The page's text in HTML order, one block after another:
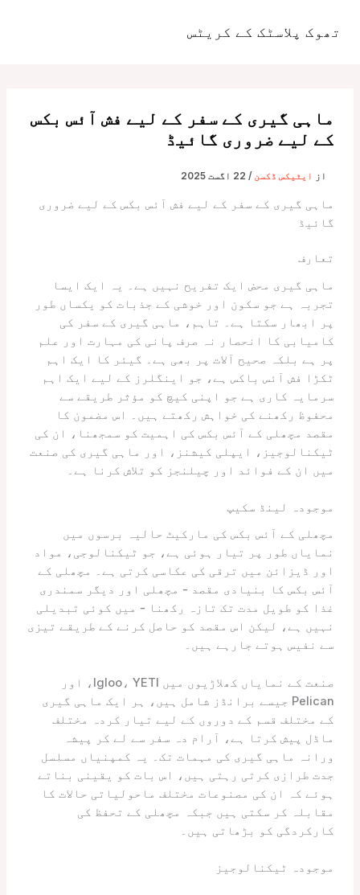
جائیں۔
تھوک پلاسٹک کے کریٹس
ماہی گیری کے سفر کے لیے فش آئس بکس
کے لیے ضروری گائیڈ
از ایٹیکس ڈکسن / 22 اگست 2025
ماہی گیری کے سفر کے لیے فش آئس بکس کے لیے ضروری
گائیڈ
تعارف
ماہی گیری محض ایک تفریح نہیں ہے۔ یہ ایک ایسا
تجربہ ہے جو سکون اور خوشی کے جذبات کو یکساں طور
پر ابھار سکتا ہے۔ تاہم، ماہی گیری کے سفر کی
کامیابی کا انحصار نہ صرف پانی کی مہارت اور علم
پر ہے بلکہ صحیح آلات پر بھی ہے۔ گیئر کا ایک اہم
ٹکڑا فش آئس باکس ہے، جو اینگلرز کے لیے ایک اہم
سرمایہ کاری ہے جو اپنی کیچ کو مؤثر طریقے سے
محفوظ رکھنے کی خواہش رکھتے ہیں۔ اس مضمون کا
مقصد مچھلی کے آئس بکس کی اہمیت کو سمجھنا، ان کی
ٹیکنالوجیز، ایپلی کیشنز، اور ماہی گیری کی صنعت
میں ان کے فوائد اور چیلنجز کو تلاش کرنا ہے۔
موجودہ لینڈ سکیپ
مچھلی کے آئس بکس کی مارکیٹ حالیہ برسوں میں
نمایاں طور پر تیار ہوئی ہے، جو ٹیکنالوجی، مواد
اور ڈیزائن میں ترقی کی عکاسی کرتی ہے۔ مچھلی کے
آئس بکس کا بنیادی مقصد - مچھلی اور دیگر سمندری
غذا کو طویل مدت تک تازہ رکھنا - میں کوئی تبدیلی
نہیں ہے، لیکن اس مقصد کو حاصل کرنے کے طریقے تیزی
سے نفیس ہوتے جارہے ہیں۔
صنعت کے نمایاں کھلاڑیوں میں Igloo، YETI، اور
Pelican جیسے برانڈز شامل ہیں، ہر ایک ماہی گیری
کے مختلف قسم کے دوروں کے لیے تیار کردہ مختلف
ماڈل پیش کرتا ہے، آرام دہ سفر سے لے کر پیشہ
ورانہ ماہی گیری کی مہمات تک۔ یہ کمپنیاں مسلسل
جدت طرازی کرتی رہتی ہیں، اس بات کو یقینی بناتے
ہوئے کہ ان کی مصنوعات مختلف ماحولیاتی حالات کا
مقابلہ کر سکتی ہیں جبکہ مچھلی کے تحفظ کی
کارکردگی کو بڑھاتی ہیں۔
موجودہ ٹیکنالوجیز